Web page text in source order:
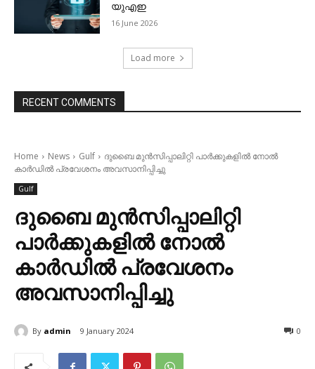
യുഎഇ
16 June 2026
Load more
RECENT COMMENTS